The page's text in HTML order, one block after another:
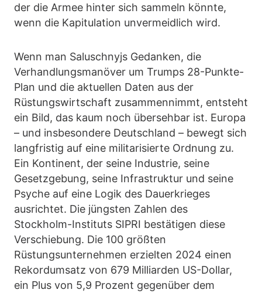
der die Armee hinter sich sammeln könnte,
wenn die Kapitulation unvermeidlich wird.
Wenn man Saluschnyjs Gedanken, die
Verhandlungsmanöver um Trumps 28-Punkte-
Plan und die aktuellen Daten aus der
Rüstungswirtschaft zusammennimmt, entsteht
ein Bild, das kaum noch übersehbar ist. Europa
– und insbesondere Deutschland – bewegt sich
langfristig auf eine militarisierte Ordnung zu.
Ein Kontinent, der seine Industrie, seine
Gesetzgebung, seine Infrastruktur und seine
Psyche auf eine Logik des Dauerkrieges
ausrichtet. Die jüngsten Zahlen des
Stockholm-Instituts SIPRI bestätigen diese
Verschiebung. Die 100 größten
Rüstungsunternehmen erzielten 2024 einen
Rekordumsatz von 679 Milliarden US-Dollar,
ein Plus von 5,9 Prozent gegenüber dem